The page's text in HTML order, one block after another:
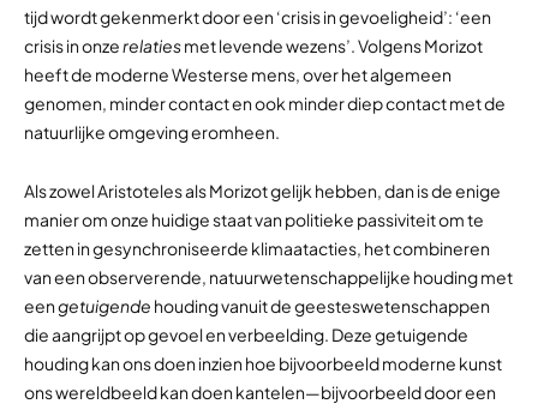
tijd wordt gekenmerkt door een ‘crisis in gevoeligheid’: ‘een
crisis in onzerelatiesmet levende wezens’. Volgens Morizot
heeft de moderne Westerse mens, over het algemeen
genomen, minder contact en ook minder diep contact met de
natuurlijke omgeving eromheen.
Als zowel Aristoteles als Morizot gelijk hebben, dan is de enige
manier om onze huidige staat van politieke passiviteit om te
zetten in gesynchroniseerde klimaatacties, het combineren
van een observerende, natuurwetenschappelijke houding met
eengetuigende houding vanuit de geesteswetenschappen
die aangrijpt op gevoel en verbeelding. Deze getuigende
houding kan ons doen inzien hoe bijvoorbeeld moderne kunst
ons wereldbeeld kan doen kantelen—bijvoorbeeld door een